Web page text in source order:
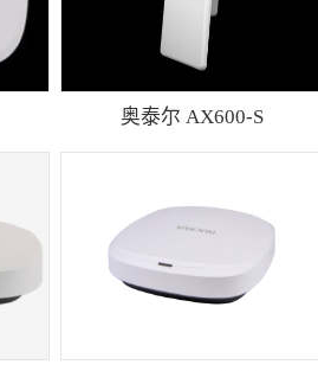
奥泰尔 AX600-S